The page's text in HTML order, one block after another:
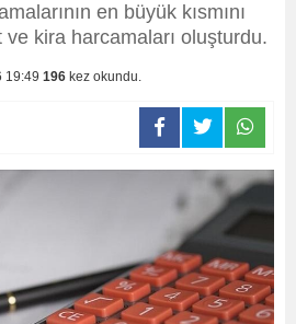
en büyük kısmını
kira harcamaları oluşturdu.
19:49 196 kez okundu.